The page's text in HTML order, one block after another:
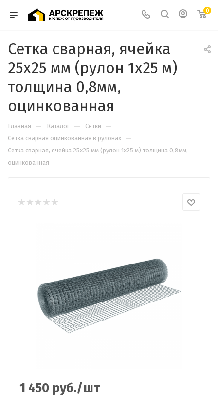
0
Сетка сварная, ячейка
25х25 мм (рулон 1х25 м)
толщина 0,8мм,
оцинкованная
Главная — Каталог — Сетки —
Сетка сварная оцинкованная в рулонах —
Сетка сварная, ячейка 25х25 мм (рулон 1х25 м) толщина 0,8мм,
оцинкованная
1 450 руб./шт